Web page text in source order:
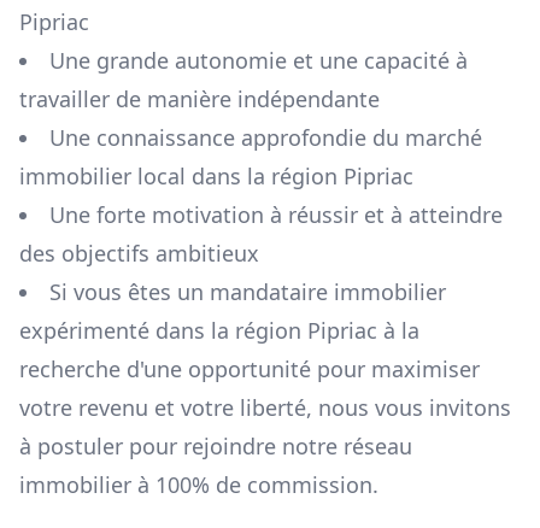
Pipriac
Une grande autonomie et une capacité à
travailler de manière indépendante
Une connaissance approfondie du marché
immobilier local dans la région Pipriac
Une forte motivation à réussir et à atteindre
des objectifs ambitieux
Si vous êtes un mandataire immobilier
expérimenté dans la région Pipriac à la
recherche d'une opportunité pour maximiser
votre revenu et votre liberté, nous vous invitons
à postuler pour rejoindre notre réseau
immobilier à 100% de commission.